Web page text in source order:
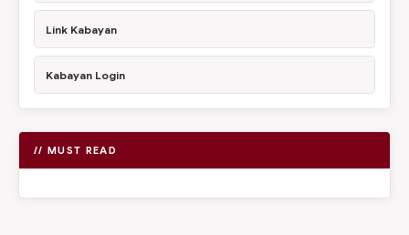
Link Kabayan
Kabayan Login
// MUST READ